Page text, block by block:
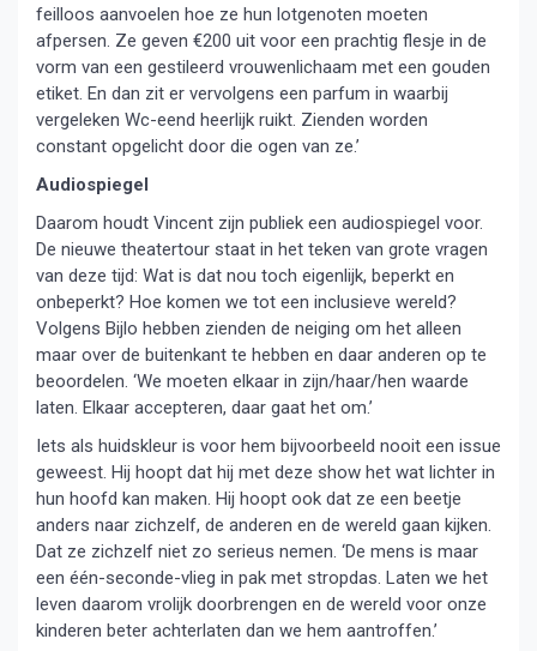
feilloos aanvoelen hoe ze hun lotgenoten moeten
afpersen. Ze geven €200 uit voor een prachtig flesje in de
vorm van een gestileerd vrouwenlichaam met een gouden
etiket. En dan zit er vervolgens een parfum in waarbij
vergeleken Wc-eend heerlijk ruikt. Zienden worden
constant opgelicht door die ogen van ze.’
Audiospiegel
Daarom houdt Vincent zijn publiek een audiospiegel voor.
De nieuwe theatertour staat in het teken van grote vragen
van deze tijd: Wat is dat nou toch eigenlijk, beperkt en
onbeperkt? Hoe komen we tot een inclusieve wereld?
Volgens Bijlo hebben zienden de neiging om het alleen
maar over de buitenkant te hebben en daar anderen op te
beoordelen. ‘We moeten elkaar in zijn/haar/hen waarde
laten. Elkaar accepteren, daar gaat het om.’
Iets als huidskleur is voor hem bijvoorbeeld nooit een issue
geweest. Hij hoopt dat hij met deze show het wat lichter in
hun hoofd kan maken. Hij hoopt ook dat ze een beetje
anders naar zichzelf, de anderen en de wereld gaan kijken.
Dat ze zichzelf niet zo serieus nemen. ‘De mens is maar
een één-seconde-vlieg in pak met stropdas. Laten we het
leven daarom vrolijk doorbrengen en de wereld voor onze
kinderen beter achterlaten dan we hem aantroffen.’